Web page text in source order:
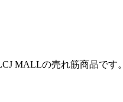
MALLの売れ筋商品です。